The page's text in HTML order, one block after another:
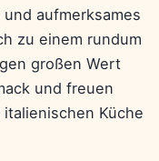
aufmerksames
zu einem rundum
großen Wert
und freuen
Küche